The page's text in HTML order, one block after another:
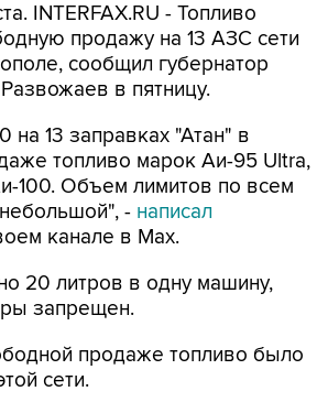
INTERFAX.RU - Топливо
продажу на 13 АЗС сети
сообщил губернатор
в пятницу.
на 13 заправках "Атан" в
топливо марок Аи-95 Ultra,
100. Объем лимитов по всем
- написал
канале в Max.
20 литров в одну машину,
запрещен.
продаже топливо было
сети.